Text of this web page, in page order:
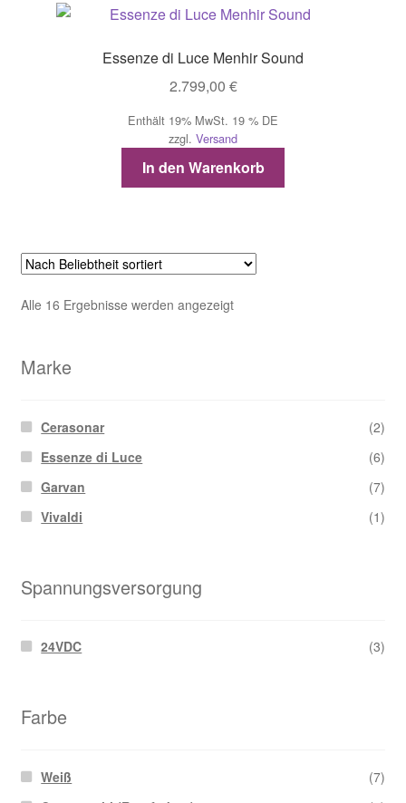
Essenze di Luce Menhir Sound
2.799,00 €
Enthält 19% MwSt. 19 % DE
zzgl. Versand
In den Warenkorb
Alle 16 Ergebnisse werden angezeigtNach
Marke
Cerasonar
(2)
Essenze di Luce
(6)
Garvan
(7)
Vivaldi
(1)
Spannungsversorgung
24VDC (3)
Farbe
Weiß
(7)